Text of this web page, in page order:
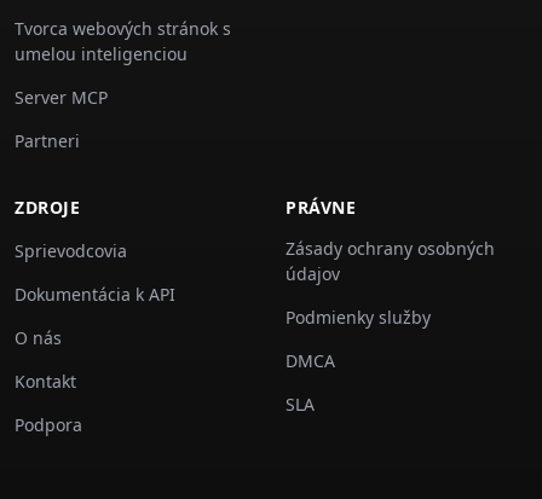
Tvorca webových stránok s
umelou inteligenciou
Server MCP
Partneri
ZDROJE
Sprievodcovia
Dokumentácia k API
O nás
Kontakt
Podpora
PRÁVNE
Zásady ochrany osobných
údajov
Podmienky služby
DMCA
SLA